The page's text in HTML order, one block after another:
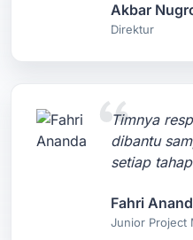
Akbar
Direktur
Timnya
dibantu
setiap
Fahri
Junior Project